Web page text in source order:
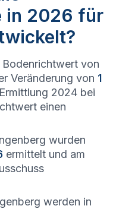
in 2026 für
von
Veränderung von 1
2024 bei
einen
wurden
ermittelt und am
werden in